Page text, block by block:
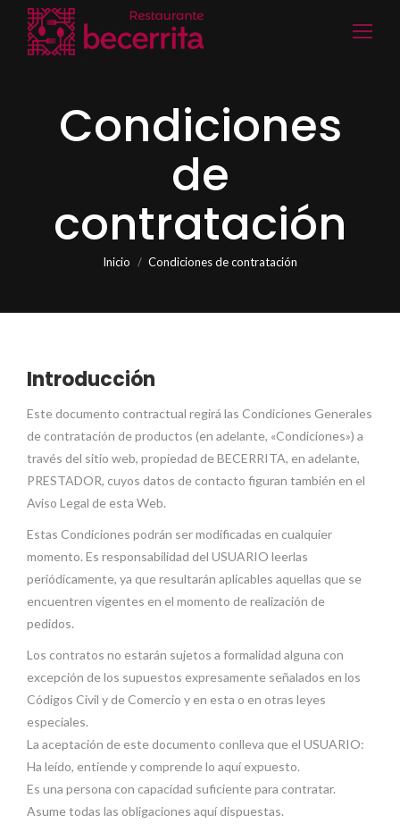
Condiciones
de
contratación
Estás aquí:
Inicio Condiciones de contratación
Introducción
Este documento contractual regirá las Condiciones Generales
de contratación de productos (en adelante, «Condiciones») a
través del sitio web, propiedad de BECERRITA, en adelante,
PRESTADOR, cuyos datos de contacto figuran también en el
Aviso Legal de esta Web.
Estas Condiciones podrán ser modificadas en cualquier
momento. Es responsabilidad del USUARIO leerlas
periódicamente, ya que resultarán aplicables aquellas que se
encuentren vigentes en el momento de realización de
pedidos.
Los contratos no estarán sujetos a formalidad alguna con
excepción de los supuestos expresamente señalados en los
Códigos Civil y de Comercio y en esta o en otras leyes
especiales.
La aceptación de este documento conlleva que el USUARIO:
Ha leído, entiende y comprende lo aquí expuesto.
Es una persona con capacidad suficiente para contratar.
Asume todas las obligaciones aquí dispuestas.